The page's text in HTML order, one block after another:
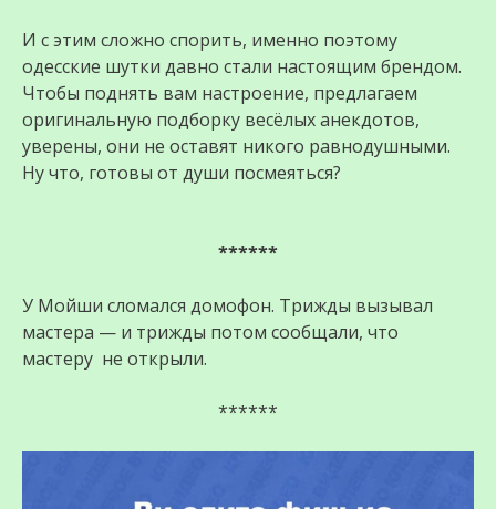
И с этим сложно спорить, именно поэтому
одесские шутки давно стали настоящим брендом.
Чтобы поднять вам настроение, предлагаем
оригинальную подборку весёлых анекдотов,
уверены, они не оставят никого равнодушными.
Ну что, готовы от души посмеяться?
******
У Мойши сломался домофон. Трижды вызывал
мастера — и трижды потом сообщали, что
мастеру не открыли.
******